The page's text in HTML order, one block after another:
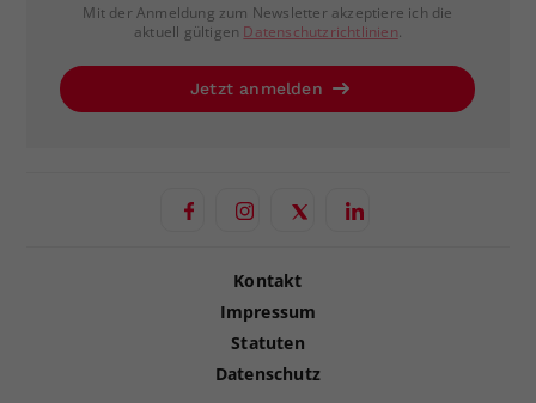
Mit der Anmeldung zum Newsletter akzeptiere ich die
aktuell gültigen Datenschutzrichtlinien.
Jetzt anmelden
Kontakt
Impressum
Statuten
Datenschutz